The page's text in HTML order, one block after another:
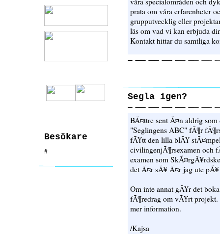
Besökare
#
prata om våra erfarenheter
grupputvecklig eller
läs om vad vi kan erbjuda
Kontakt hittar du samtliga
Segla igen?
BÃ¤ttre sent Ã¤n aldrig
"Seglingens ABC" fÃ¶r
fÃ¥tt den lilla blÃ¥
civilingenjÃ¶rsexamen och
examen som
det Ã¤r sÃ¥ Ã¤r jag ute
Om inte annat gÃ¥r det
fÃ¶redrag om vÃ¥rt
mer information.
/Kajsa